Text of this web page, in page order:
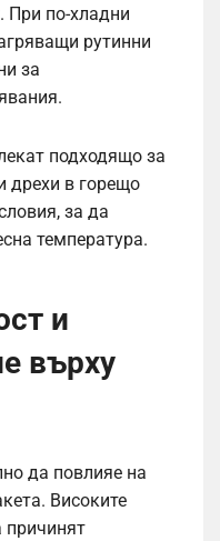
При по-хладни
рутинни
за
подходящо за
дрехи в горещо
за да
температура.
и
върху
да повлияе на
Високите
причинят